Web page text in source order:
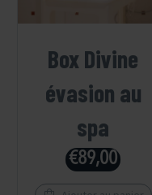
Box Divine
évasion au
spa
€89,00